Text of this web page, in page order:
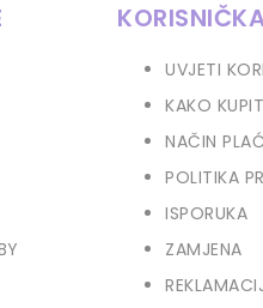
UVJETI
KAKO
NAČIN
POLITIKA
ISPORUKA
ZAMJENA